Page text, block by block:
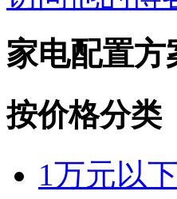
家电配置方
按价格分类
1万元以下